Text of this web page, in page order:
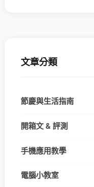
文章分類
節慶與生活指南
開箱文 & 評測
手機應用教學
電腦小教室